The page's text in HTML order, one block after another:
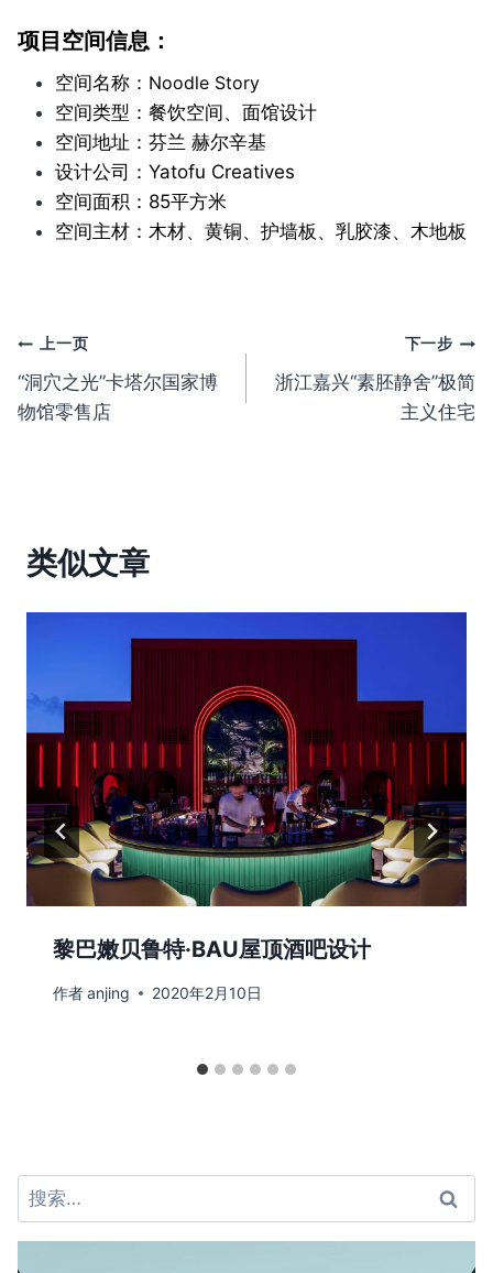
项目空间信息：
空间名称： Noodle Story
空间类型：餐饮空间、面馆设计
空间地址：芬兰 赫尔辛基
设计公司：Yatofu Creatives
空间面积：85平方米
空间主材：木材、黄铜、护墙板、乳胶漆、木地板
文
章
上一页
“洞穴之光”卡塔尔国家博
物馆零售店
下一步
浙江嘉兴“素胚静舍”极简
主义住宅
类似文章
黎巴嫩贝鲁特·BAU屋顶酒吧设计
作者anjing 2020年2月10日
搜
索：